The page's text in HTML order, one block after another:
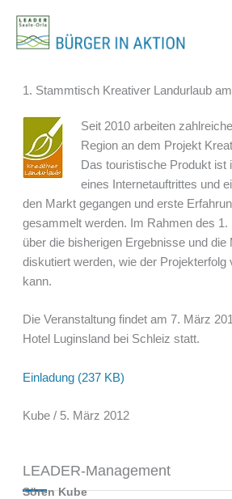
Inhalt
springen
LEADER-Management
Sören Kube
1. Stammtisch Kreativer Landurlaub
Seit 2010 arbeiten
Region an dem Projekt
Das touristische Produkt ist
eines Internetauftrittes und
den Markt gegangen und erste
gesammelt werden. Im Rahmen des 1.
über die bisherigen Ergebnisse und die
diskutiert werden, wie der Projekterfolg
kann.
Die Veranstaltung findet am 7. März
Hotel Luginsland bei Schleiz statt.
Einladung (237 KB)
Kube / 5. März 2012